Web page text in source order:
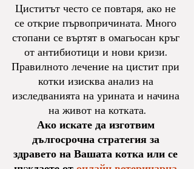
Циститът често се повтаря, ако не
се открие първопричината. Много
стопани се въртят в омагьосан кръг
от антибиотици и нови кризи.
Правилното лечение на цистит при
котки изисква анализ на
изследванията на урината и начина
на живот на котката.
Ако искате да изготвим
дългосрочна стратегия за
здравето на Вашата котка или се